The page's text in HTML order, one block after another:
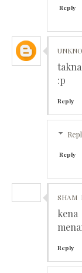
Reply
:p
Reply
Reply
SHAM
kena
Reply